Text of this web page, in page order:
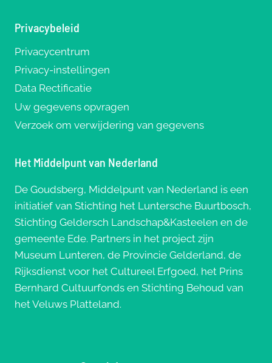
Privacybeleid
Privacycentrum
Privacy-instellingen
Data Rectificatie
Uw gegevens opvragen
Verzoek om verwijdering van gegevens
Het Middelpunt van Nederland
De Goudsberg, Middelpunt van Nederland is een
initiatief van Stichting het Luntersche Buurtbosch,
Stichting Geldersch Landschap&Kasteelen en de
gemeente Ede. Partners in het project zijn
Museum Lunteren, de Provincie Gelderland, de
Rijksdienst voor het Cultureel Erfgoed, het Prins
Bernhard Cultuurfonds en Stichting Behoud van
het Veluws Platteland.